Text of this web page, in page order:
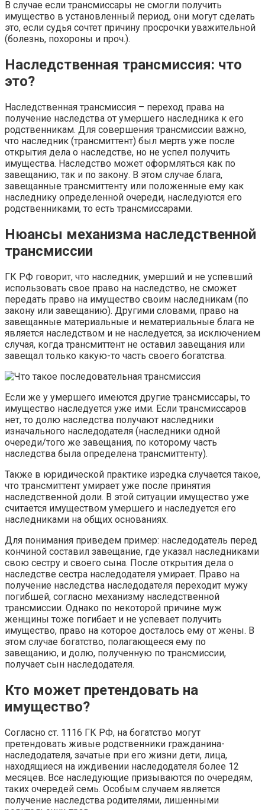
В случае если трансмиссары не смогли получить
имущество в установленный период, они могут сделать
это, если судья сочтет причину просрочки уважительной
(болезнь, похороны и проч.).
Наследственная трансмиссия: что
это?
Наследственная трансмиссия – переход права на
получение наследства от умершего наследника к его
родственникам. Для совершения трансмиссии важно,
что наследник (трансмиттент) был мертв уже после
открытия дела о наследстве, но не успел получить
имущества. Наследство может оформляться как по
завещанию, так и по закону. В этом случае блага,
завещанные трансмиттенту или положенные ему как
наследнику определенной очереди, наследуются его
родственниками, то есть трансмиссарами.
Нюансы механизма наследственной
трансмиссии
ГК РФ говорит, что наследник, умерший и не успевший
использовать свое право на наследство, не сможет
передать право на имущество своим наследникам (по
закону или завещанию). Другими словами, право на
завещанные материальные и нематериальные блага не
является наследством и не наследуется, за исключением
случая, когда трансмиттент не оставил завещания или
завещал только какую-то часть своего богатства.
Если же у умершего имеются другие трансмиссары, то
имущество наследуется уже ими. Если трансмиссаров
нет, то долю наследства получают наследники
изначального наследодателя (наследники одной
очереди/того же завещания, по которому часть
наследства была определена трансмиттенту).
Также в юридической практике изредка случается такое,
что трансмиттент умирает уже после принятия
наследственной доли. В этой ситуации имущество уже
считается имуществом умершего и наследуется его
наследниками на общих основаниях.
Для понимания приведем пример: наследодатель перед
кончиной составил завещание, где указал наследниками
свою сестру и своего сына. После открытия дела о
наследстве сестра наследодателя умирает. Право на
получение наследства наследодателя переходит мужу
погибшей, согласно механизму наследственной
трансмиссии. Однако по некоторой причине муж
женщины тоже погибает и не успевает получить
имущество, право на которое досталось ему от жены. В
этом случае богатство, полагающееся ему по
завещанию, и долю, полученную по трансмиссии,
получает сын наследодателя.
Кто может претендовать на
имущество?
Согласно ст. 1116 ГК РФ, на богатство могут
претендовать живые родственники гражданина-
наследодателя, зачатые при его жизни дети, лица,
находящиеся на иждивении наследодателя более 12
месяцев. Все наследующие призываются по очередям,
таких очередей семь. Особым случаем является
получение наследства родителями, лишенными